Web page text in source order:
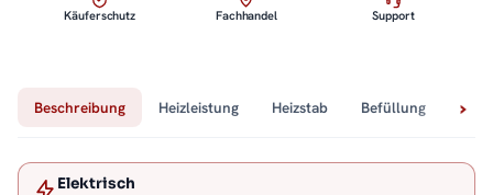
Käuferschutz Fachhandel Support
Beschreibung Heizleistung Heizstab Befüllung
Elektrisch